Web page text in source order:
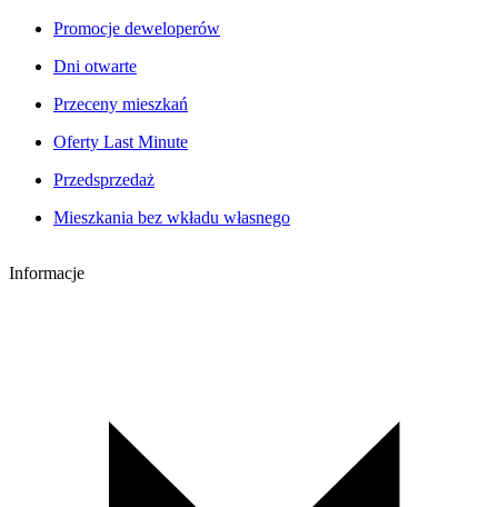
Promocje deweloperów
Dni otwarte
Przeceny mieszkań
Oferty Last Minute
Przedsprzedaż
Mieszkania bez wkładu własnego
Informacje